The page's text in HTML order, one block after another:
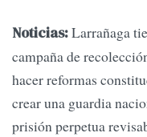
Noticias:Larrañaga
campaña de
hacer reformas
crear una guardia
prisión perpetua